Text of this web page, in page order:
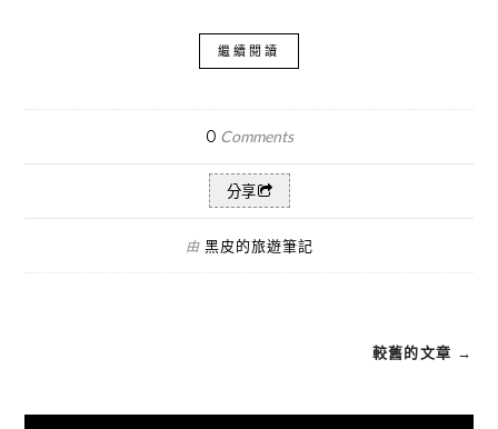
繼續閱讀
0 Comments
分享
由 黑皮的旅遊筆記
較舊的文章 →